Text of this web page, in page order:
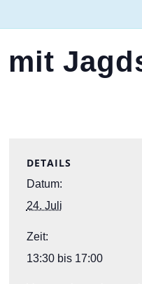
DETAILS
Datum:
24. Juli
Zeit:
13:30 bis 17:00